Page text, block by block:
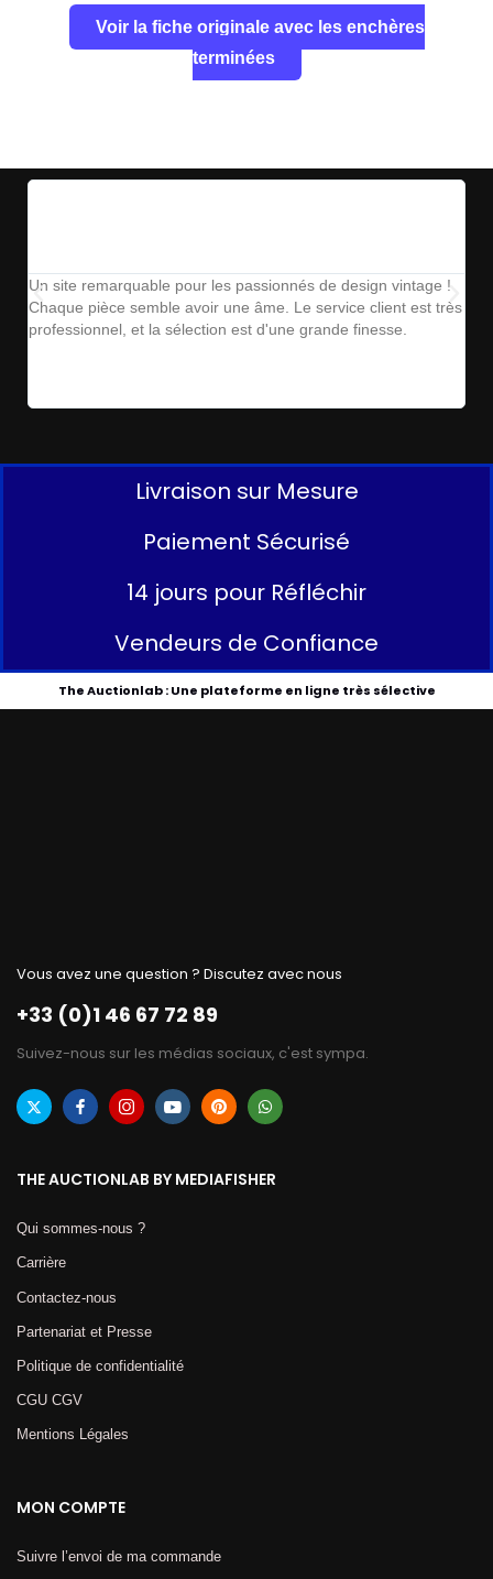
Voir la fiche originale avec les enchères
terminées
Un site remarquable pour les passionnés de design vintage !
Chaque pièce semble avoir une âme. Le service client est très
professionnel, et la sélection est d'une grande finesse.
Livraison sur Mesure
Paiement Sécurisé
14 jours pour Réfléchir
Vendeurs de Confiance
The Auctionlab : Une plateforme en ligne très sélective
Vous avez une question ? Discutez avec nous
+33 (0)1 46 67 72 89
Suivez-nous sur les médias sociaux, c'est sympa.
THE AUCTIONLAB BY MEDIAFISHER
Qui sommes-nous ?
Carrière
Contactez-nous
Partenariat et Presse
Politique de confidentialité
CGU CGV
Mentions Légales​
MON COMPTE
Suivre l’envoi de ma commande